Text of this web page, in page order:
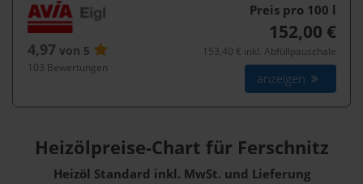
4,97von 5
103 Bewertungen
Preis pro 100 l
152,00 €
153,40 € inkl. Abfüllpauschale
anzeigen
Heizölpreise-Chart für Ferschnitz
Heizöl Standard inkl. MwSt. und Lieferung